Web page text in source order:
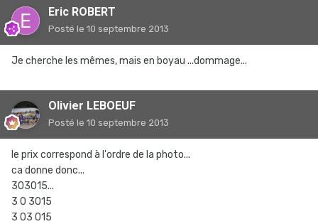
Eric ROBERT
Posté le 10 septembre 2013
Je cherche les mêmes, mais en boyau ...dommage...
Olivier LEBOEUF
Posté le 10 septembre 2013
le prix correspond à l'ordre de la photo...
ca donne donc...
303015...
3 0 3015
3 03 015